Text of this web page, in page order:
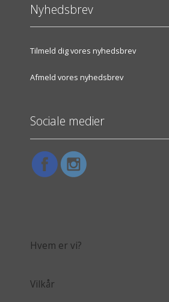
Nyhedsbrev
Tilmeld dig vores nyhedsbrev
Afmeld vores nyhedsbrev
Sociale medier
Hvem er vi?
Vilkår